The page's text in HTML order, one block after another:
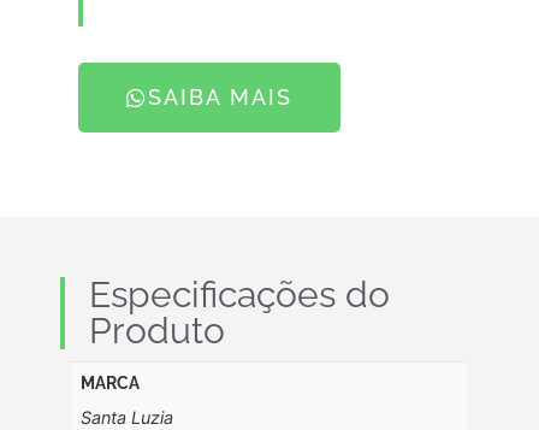
SAIBA MAIS
Especificações do
Produto
MARCA
Santa Luzia